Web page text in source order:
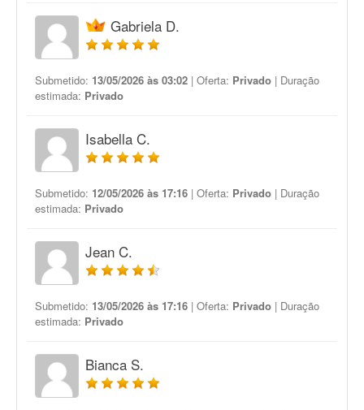
Gabriela D.
Submetido: 13/05/2026 às 03:02 | Oferta: Privado | Duração
estimada: Privado
Isabella C.
Submetido: 12/05/2026 às 17:16 | Oferta: Privado | Duração
estimada: Privado
Jean C.
Submetido: 13/05/2026 às 17:16 | Oferta: Privado | Duração
estimada: Privado
Bianca S.